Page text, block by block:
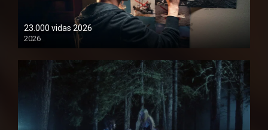
23.000 vidas 2026
2026
1080P